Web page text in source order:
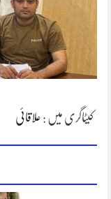
کیٹاگری میں : علاقائی